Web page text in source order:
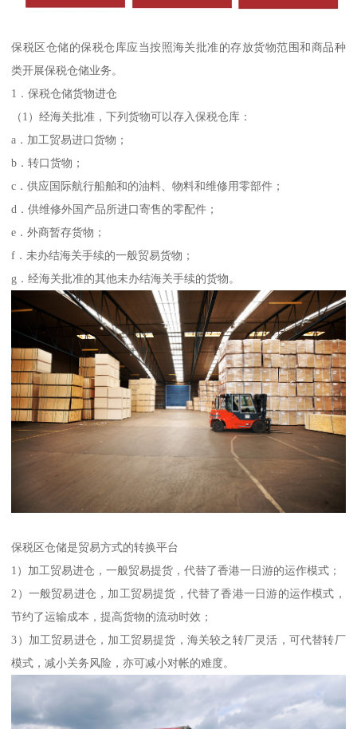
保税区仓储的保税仓库应当按照海关批准的存放货物范围和商品种
类开展保税仓储业务。
1．保税仓储货物进仓
（1）经海关批准，下列货物可以存入保税仓库：
a．加工贸易进口货物；
b．转口货物；
c．供应国际航行船舶和的油料、物料和维修用零部件；
d．供维修外国产品所进口寄售的零配件；
e．外商暂存货物；
f．未办结海关手续的一般贸易货物；
g．经海关批准的其他未办结海关手续的货物。
保税区仓储是贸易方式的转换平台
1）加工贸易进仓，一般贸易提货，代替了香港一日游的运作模式；
2）一般贸易进仓，加工贸易提货，代替了香港一日游的运作模式，
节约了运输成本，提高货物的流动时效；
3）加工贸易进仓，加工贸易提货，海关较之转厂灵活，可代替转厂
模式，减小关务风险，亦可减小对帐的难度。